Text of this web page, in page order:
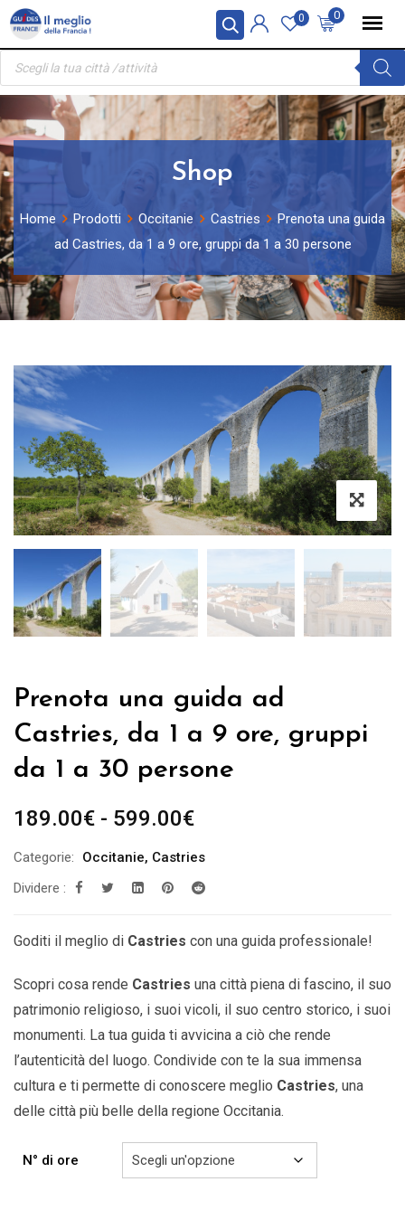
Pannello di gestione dei cookies
Skip
content
0
0
Ricerca
prodotti
Shop
Home Prodotti Occitanie Castries
Prenota una guida
ad Castries, da 1 a 9 ore, gruppi da 1 a 30 persone
Prenota una guida ad
Castries, da 1 a 9 ore, gruppi
da 1 a 30 persone
189.00€ - 599.00€Fascia
prezzo:
da
a
Categorie: Occitanie, Castries
Dividere :
Goditi il ​​meglio di Castries con una guida professionale!
Scopri cosa rende Castries una città piena di fascino, il suo
patrimonio religioso, i suoi vicoli, il suo centro storico, i suoi
monumenti. La tua guida ti avvicina a ciò che rende
l’autenticità del luogo. Condivide con te la sua immensa
cultura e ti permette di conoscere meglio Castries, una
delle città più belle della regione Occitania.
N° di ore